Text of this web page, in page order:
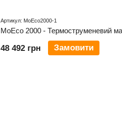
Артикул: MoEco2000-1
48 492 грн Замовити